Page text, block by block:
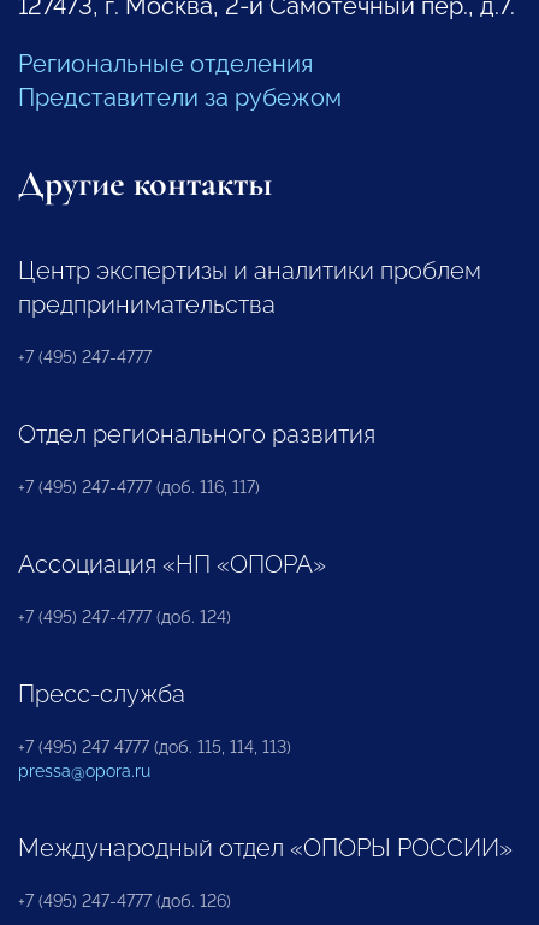
Региональные отделения
Представители за рубежом
Другие контакты
Центр экспертизы и аналитики проблем
предпринимательства
+7 (495) 247-4777
Отдел регионального развития
+7 (495) 247-4777 (доб. 116, 117)
Ассоциация «НП «ОПОРА»
+7 (495) 247-4777 (доб. 124)
Пресс-служба
+7 (495) 247 4777 (доб. 115, 114, 113)
pressa@opora.ru
Международный отдел «ОПОРЫ РОССИИ»
+7 (495) 247-4777 (доб. 126)